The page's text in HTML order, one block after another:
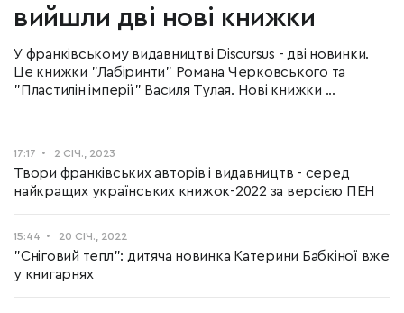
вийшли дві нові книжки
У франківському видавництві Discursus - дві новинки.
Це книжки "Лабіринти" Романа Черковського та
"Пластилін імперії" Василя Тулая. Нові книжки ...
17:17 2 СІЧ., 2023
Твори франківських авторів і видавництв - серед
найкращих українських книжок-2022 за верcією ПЕН
15:44 20 СІЧ., 2022
"Сніговий тепл": дитяча новинка Катерини Бабкіної вже
у книгарнях